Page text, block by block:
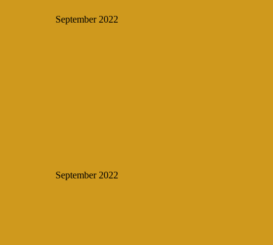
September 2022
September 2022